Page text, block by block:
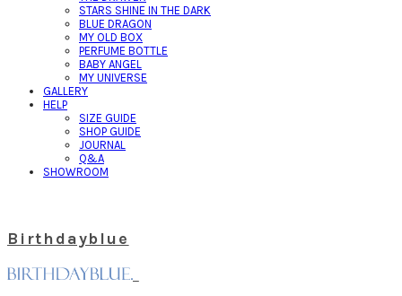
STARS SHINE IN THE DARK
BLUE DRAGON
MY OLD BOX
PERFUME BOTTLE
BABY ANGEL
MY UNIVERSE
GALLERY
HELP
SIZE GUIDE
SHOP GUIDE
JOURNAL
Q&A
SHOWROOM
Birthdayblue